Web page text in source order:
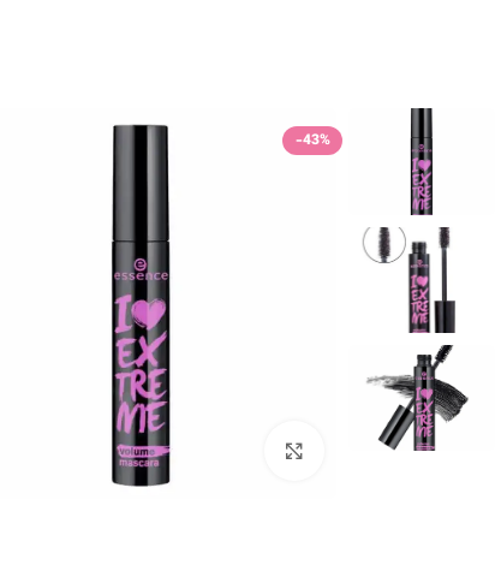
-43%
برای بزرگنمایی کلیک کنید